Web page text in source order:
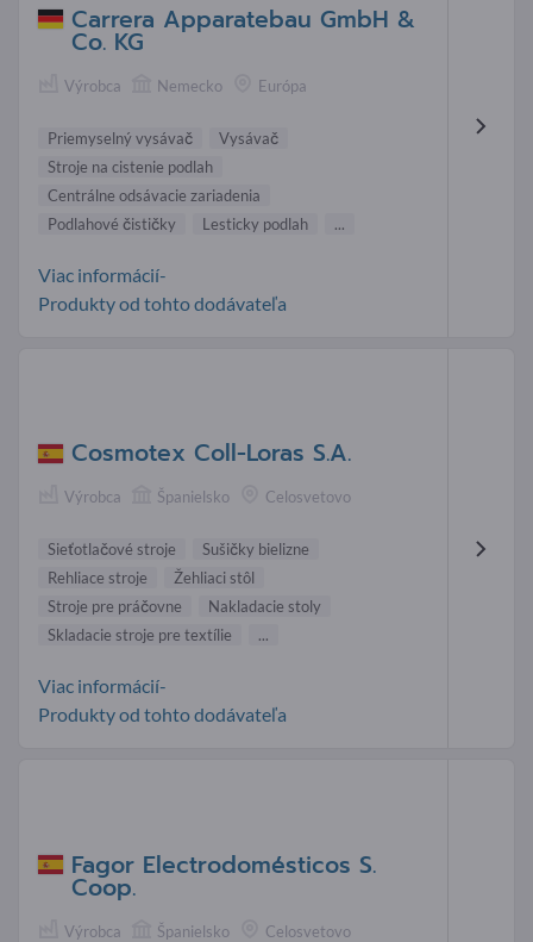
Carrera Apparatebau GmbH &
Co. KG
Výrobca Nemecko Európa
Priemyselný vysávač
Vysávač
Stroje na cistenie podlah
Centrálne odsávacie zariadenia
Podlahové čističky
Lesticky podlah ...
Viac informácií-
Produkty od tohto dodávateľa
Cosmotex Coll-Loras S.A.
Výrobca Španielsko Celosvetovo
Sieťotlačové stroje
Sušičky bielizne
Rehliace stroje
Žehliaci stôl
Stroje pre práčovne
Nakladacie stoly
Skladacie stroje pre textílie
...
Viac informácií-
Produkty od tohto dodávateľa
Fagor Electrodomésticos S.
Coop.
Výrobca Španielsko Celosvetovo